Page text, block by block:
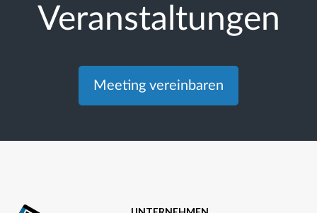
Veranstaltungen
Meeting vereinbaren